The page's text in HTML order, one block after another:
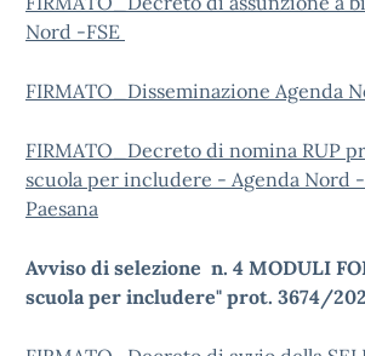
Nord -FSE
FIRMATO_Disseminazione Agenda
FIRMATO_Decreto di nomina RUP
scuola per includere - Agenda Nord
Paesana
Avviso di selezione n. 4 MODULI
scuola per includere" prot. 3674/